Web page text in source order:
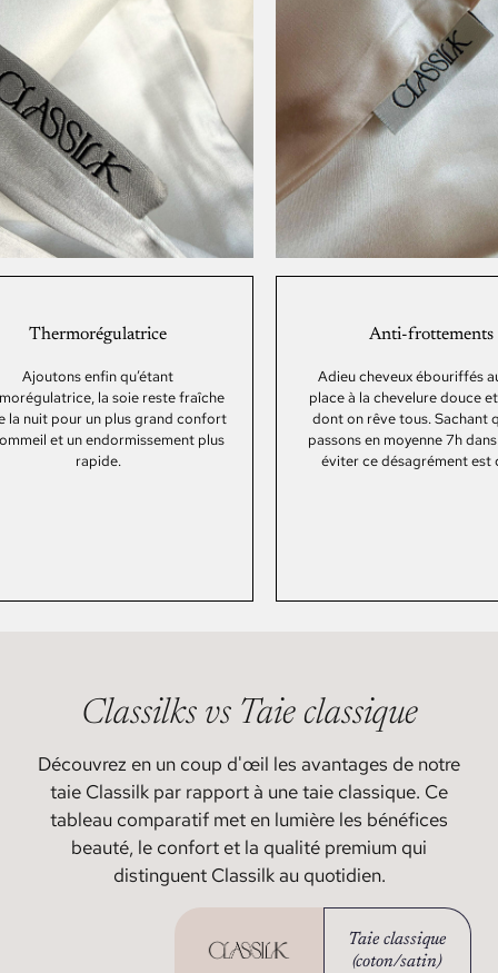
enfin qu’étant
la soie reste fraîche
pour un plus grand confort
et un endormissement plus
rapide.
Anti-frottements
Adieu cheveux ébouriffés au
place à la chevelure douce et
dont on rêve tous. Sachant que
passons en moyenne 7h dans
éviter ce désagrément est
Classilks vs Taie classique
Découvrez en un coup d'œil les avantages de notre
taie Classilk par rapport à une taie classique. Ce
tableau comparatif met en lumière les bénéfices
beauté, le confort et la qualité premium qui
distinguent Classilk au quotidien.
Taie classique
(coton/satin)